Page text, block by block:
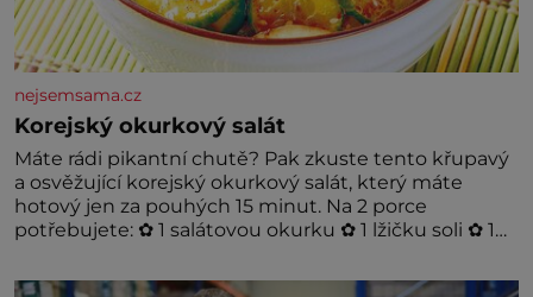
nejsemsama.cz
Korejský okurkový salát
Máte rádi pikantní chutě? Pak zkuste tento křupavý
a osvěžující korejský okurkový salát, který máte
hotový jen za pouhých 15 minut. Na 2 porce
potřebujete: ✿ 1 salátovou okurku ✿ 1 lžičku soli ✿ 1
rýžového octa ✿ 1 lžičku sezamového oleje ✿ 1 lžičku